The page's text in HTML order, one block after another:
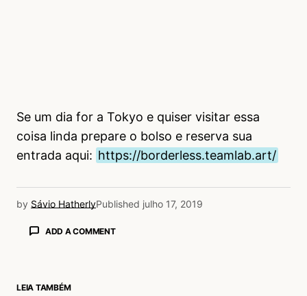
Se um dia for a Tokyo e quiser visitar essa
coisa linda prepare o bolso e reserva sua
entrada aqui: https://borderless.teamlab.art/
by Sávio HatherlyPublished julho 17, 2019
ADD A COMMENT
LEIA TAMBÉM